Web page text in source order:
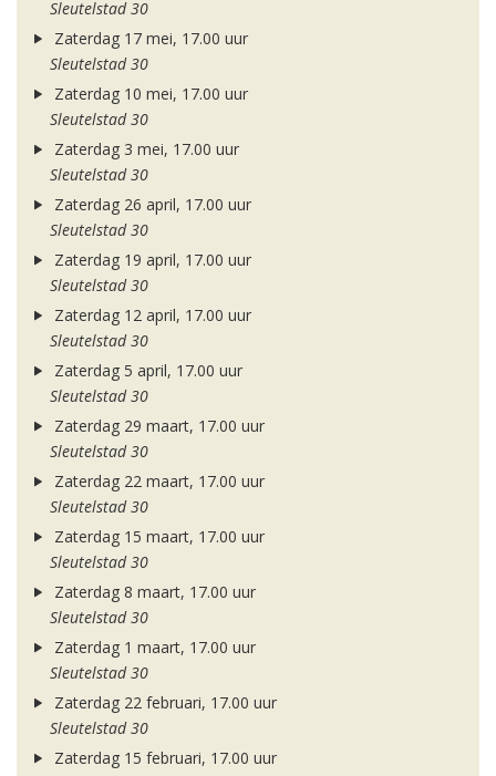
Sleutelstad 30
Zaterdag 17 mei, 17.00 uur
Sleutelstad 30
Zaterdag 10 mei, 17.00 uur
Sleutelstad 30
Zaterdag 3 mei, 17.00 uur
Sleutelstad 30
Zaterdag 26 april, 17.00 uur
Sleutelstad 30
Zaterdag 19 april, 17.00 uur
Sleutelstad 30
Zaterdag 12 april, 17.00 uur
Sleutelstad 30
Zaterdag 5 april, 17.00 uur
Sleutelstad 30
Zaterdag 29 maart, 17.00 uur
Sleutelstad 30
Zaterdag 22 maart, 17.00 uur
Sleutelstad 30
Zaterdag 15 maart, 17.00 uur
Sleutelstad 30
Zaterdag 8 maart, 17.00 uur
Sleutelstad 30
Zaterdag 1 maart, 17.00 uur
Sleutelstad 30
Zaterdag 22 februari, 17.00 uur
Sleutelstad 30
Zaterdag 15 februari, 17.00 uur